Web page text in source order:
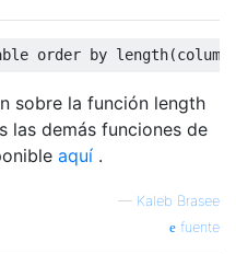
order by length(column
sobre la función length
las demás funciones de
aquí .
— Kaleb Brasee
fuente